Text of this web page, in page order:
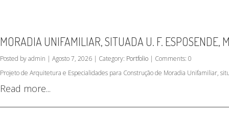
MORADIA UNIFAMILIAR, SITUADA U. F. ESPOSENDE,
Posted by admin | Agosto 7, 2026 | Category: Portfolio | Comments: 0
Projeto de Arquitetura e Especialidades para Construção de Moradia Unifamiliar,
Read more...